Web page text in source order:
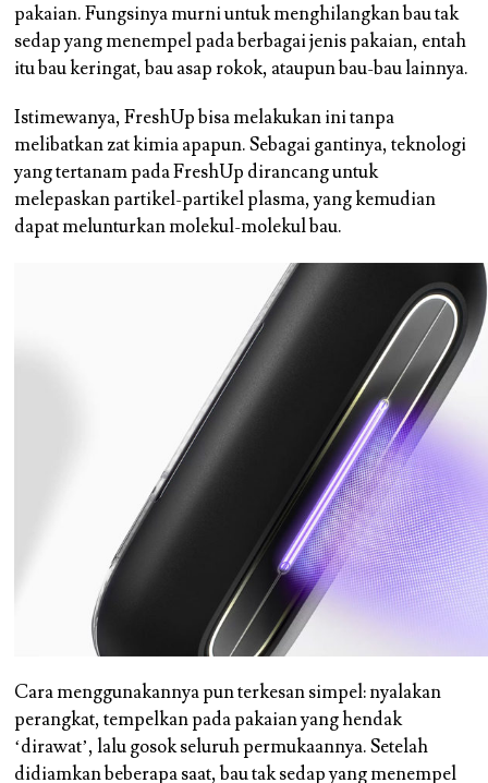
pakaian. Fungsinya murni untuk menghilangkan bau tak
sedap yang menempel pada berbagai jenis pakaian, entah
itu bau keringat, bau asap rokok, ataupun bau-bau lainnya.
Istimewanya, FreshUp bisa melakukan ini tanpa
melibatkan zat kimia apapun. Sebagai gantinya, teknologi
yang tertanam pada FreshUp dirancang untuk
melepaskan partikel-partikel plasma, yang kemudian
dapat melunturkan molekul-molekul bau.
Cara menggunakannya pun terkesan simpel: nyalakan
perangkat, tempelkan pada pakaian yang hendak
‘dirawat’, lalu gosok seluruh permukaannya. Setelah
didiamkan beberapa saat, bau tak sedap yang menempel